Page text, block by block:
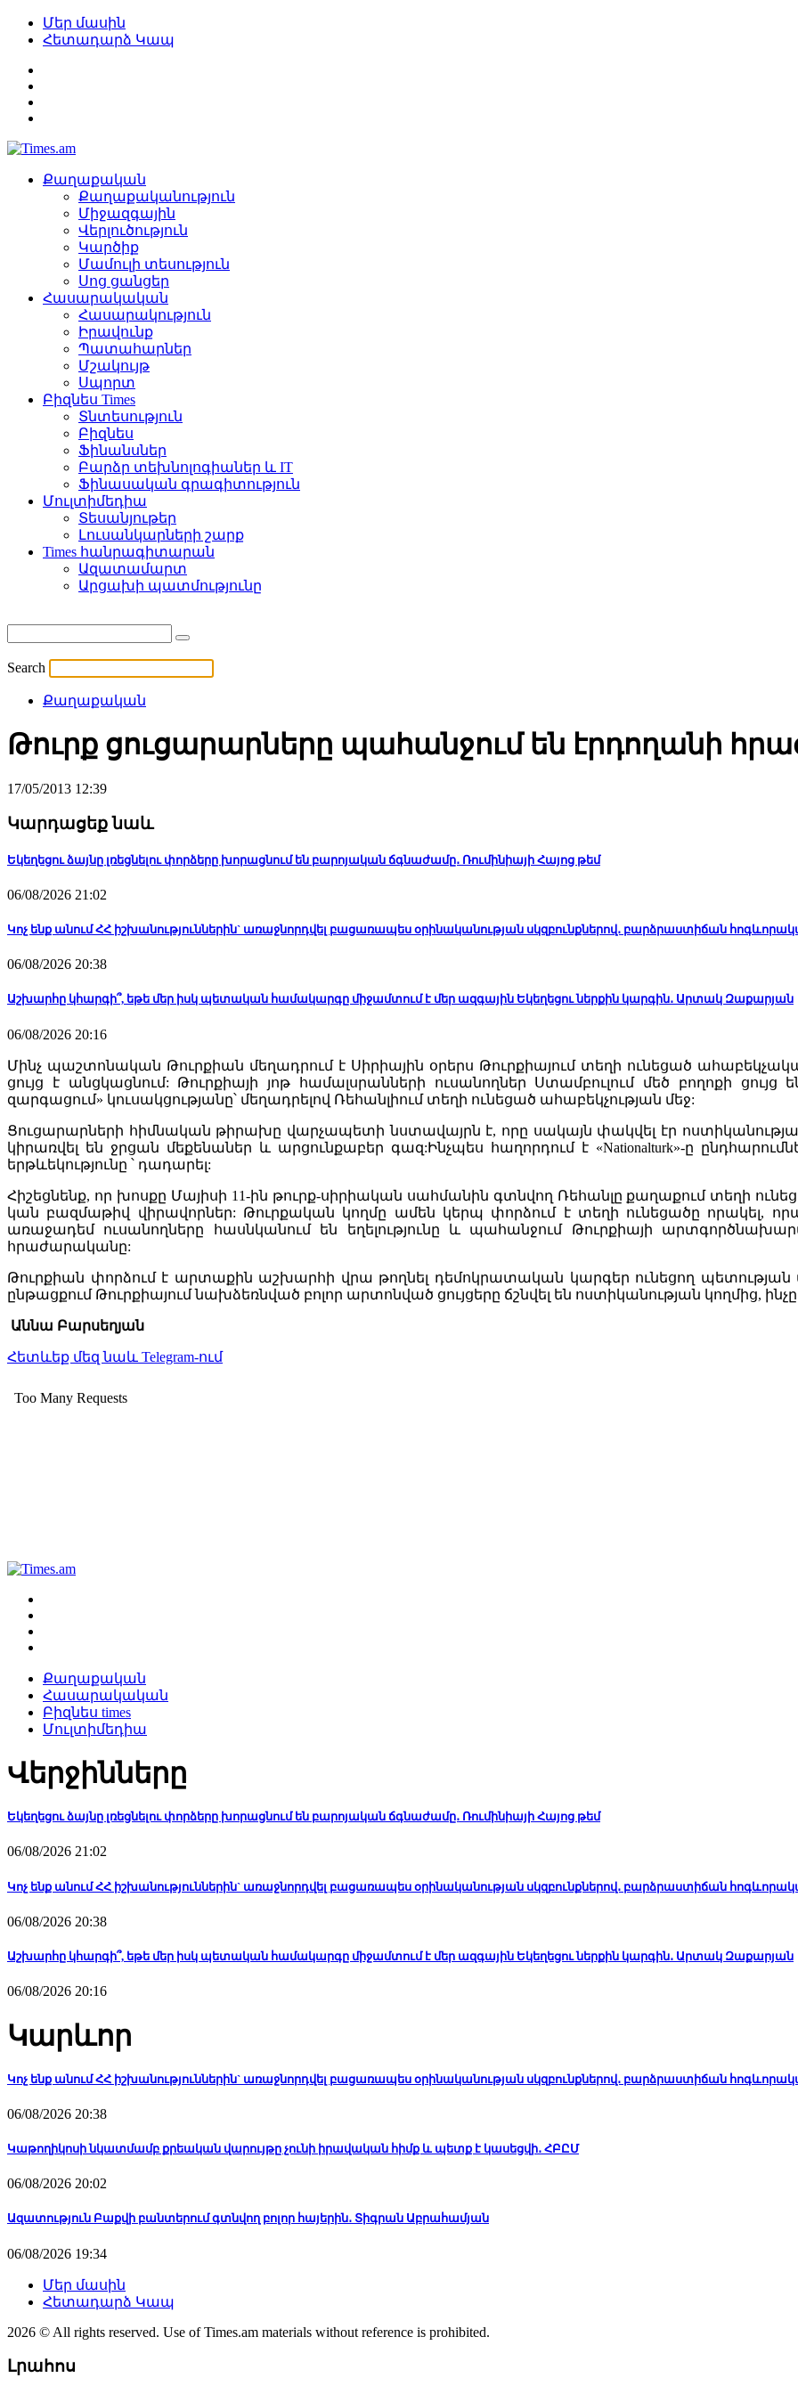
Մեր մասին
Հետադարձ Կապ
Քաղաքական
Քաղաքականություն
Միջազգային
Վերլուծություն
Կարծիք
Մամուլի տեսություն
Սոց ցանցեր
Հասարակական
Հասարակություն
Իրավունք
Պատահարներ
Մշակույթ
Սպորտ
Բիզնես Times
Տնտեսություն
Բիզնես
Ֆինանսներ
Բարձր տեխնոլոգիաներ և IT
Ֆինասական գրագիտություն
Մուլտիմեդիա
Տեսանյութեր
Լուսանկարների շարք
Times հանրագիտարան
Ազատամարտ
Արցախի պատմությունը
Search
Քաղաքական
Թուրք ցուցարարները պահանջում են էրդողանի
17/05/2013 12:39
Կարդացեք նաև
Եկեղեցու ձայնը լռեցնելու փորձերը խորացնում են բարոյական ճգնաժամը․ Ռումինիայի Հայոց թեմ
06/08/2026 21:02
Կոչ ենք անում ՀՀ իշխանություններին` առաջնորդվել բացառապես օրինականության սկզբունքներով․ բարձրաստիճան
06/08/2026 20:38
Աշխարհը կհարգի՞, եթե մեր իսկ պետական համակարգը միջամտում է մեր ազգային Եկեղեցու ներքին կարգին․ Արտակ Զաքարյան
06/08/2026 20:16
Մինչ պաշտոնական Թուրքիան մեղադրում է Սիրիային օրերս Թուրքիայում տեղի ունեցած
ցույց է անցկացնում: Թուրքիայի յոթ համալսրանների ուսանողներ Ստամբուլում մեծ բողոքի
զարգացում» կուսակցությանը՝ մեղադրելով Ռեհանլիում տեղի ունեցած ահաբեկչության մեջ:
Ցուցարարների հիմնական թիրախը վարչապետի նստավայրն է, որը սակայն փակվել էր
կիրառվել են ջրցան մեքենաներ և արցունքաբեր գազ:Ինչպես հաղորդում է «Nationalturk»-ը
երթևեկությունը ՝ դադարել:
Հիշեցնենք, որ խոսքը Մայիսի 11-ին թուրք-սիրիական սահմանին գտնվող Ռեհանլը քաղաքում տեղի
կան բազմաթիվ վիրավորներ: Թուրքական կողմը ամեն կերպ փորձում է տեղի ունեցածը որակել,
առաջադեմ ուսանողները հասնկանում են եղելությունը և պահանջում Թուրքիայի
հրաժարականը:
Թուրքիան փորձում է արտաքին աշխարհի վրա թողնել դեմոկրատական կարգեր ունեցող պետության
ընթացքում Թուրքիայում նախձեռնված բոլոր արտոնված ցույցերը ճշնվել են ոստիկանության կողմից,
Աննա Բարսեղյան
Հետևեք մեզ նաև Telegram-ում
Քաղաքական
Հասարակական
Բիզնես times
Մուլտիմեդիա
Վերջինները
Եկեղեցու ձայնը լռեցնելու փորձերը խորացնում են բարոյական ճգնաժամը․ Ռումինիայի Հայոց թեմ
06/08/2026 21:02
Կոչ ենք անում ՀՀ իշխանություններին` առաջնորդվել բացառապես օրինականության սկզբունքներով․ բարձրաստիճան
06/08/2026 20:38
Աշխարհը կհարգի՞, եթե մեր իսկ պետական համակարգը միջամտում է մեր ազգային Եկեղեցու ներքին կարգին․ Արտակ Զաքարյան
06/08/2026 20:16
Կարևոր
Կոչ ենք անում ՀՀ իշխանություններին` առաջնորդվել բացառապես օրինականության սկզբունքներով․ բարձրաստիճան
06/08/2026 20:38
Կաթողիկոսի նկատմամբ քրեական վարույթը չունի իրավական հիմք և պետք է կասեցվի․ ՀԲԸՄ
06/08/2026 20:02
Ազատություն Բաքվի բանտերում գտնվող բոլոր հայերին․ Տիգրան Աբրահամյան
06/08/2026 19:34
Մեր մասին
Հետադարձ Կապ
2026 © All rights reserved. Use of Times.am materials without reference is prohibited.
Լրահոս